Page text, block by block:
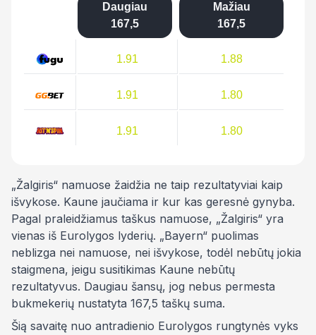
Daugiau
167,5
Mažiau
167,5
1.91 1.88
1.91 1.80
1.91 1.80
„Žalgiris“ namuose žaidžia ne taip rezultatyviai kaip
išvykose. Kaune jaučiama ir kur kas geresnė gynyba.
Pagal praleidžiamus taškus namuose, „Žalgiris“ yra
vienas iš Eurolygos lyderių. „Bayern“ puolimas
neblizga nei namuose, nei išvykose, todėl nebūtų jokia
staigmena, jeigu susitikimas Kaune nebūtų
rezultatyvus. Daugiau šansų, jog nebus permesta
bukmekerių nustatyta 167,5 taškų suma.
Šią savaitę nuo antradienio Eurolygos rungtynės vyks